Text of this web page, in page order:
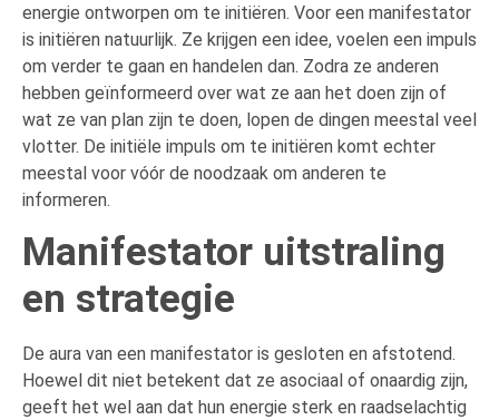
energie ontworpen om te initiëren. Voor een manifestator
is initiëren natuurlijk. Ze krijgen een idee, voelen een impuls
om verder te gaan en handelen dan. Zodra ze anderen
hebben geïnformeerd over wat ze aan het doen zijn of
wat ze van plan zijn te doen, lopen de dingen meestal veel
vlotter. De initiële impuls om te initiëren komt echter
meestal voor vóór de noodzaak om anderen te
informeren.
Manifestator uitstraling
en strategie
De aura van een manifestator is gesloten en afstotend.
Hoewel dit niet betekent dat ze asociaal of onaardig zijn,
geeft het wel aan dat hun energie sterk en raadselachtig